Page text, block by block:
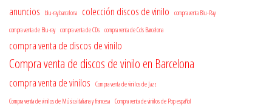
anuncios blu-ray barcelona colección discos de vinilo
compra venta Blu-Ray
compra venta de Blu-ray compra venta de CDs compra venta de Cds Barcelona
compra venta de discos de vinilo
Compra venta de discos de vinilo en Barcelona
compra venta de vinilos
Compra venta de vinilos de Jazz
Compra venta de vinilos de Música italiana y francesa Compra venta de vinilos de Pop español